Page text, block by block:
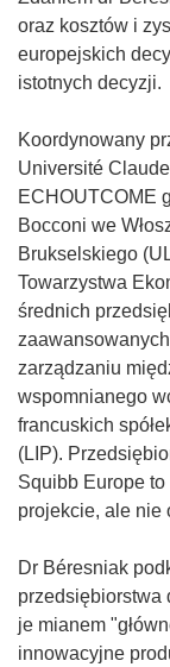
oraz kosztów i
europejskich
istotnych decyzji.
Koordynowany
Université
ECHOUTCOME
Bocconi we
Brukselskiego
Towarzystwa
średnich
zarządzaniu
wspomnianego
francuskich
(LIP).
Squibb Europe to
projekcie, ale nie
Dr Béresniak
przedsiębiorstwa
je mianem
innowacyjne